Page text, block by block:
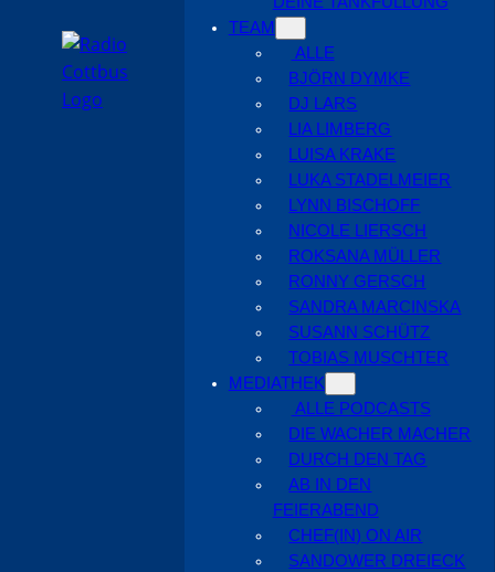
TEAM
ALLE
BJÖRN DYMKE
DJ LARS
LIA LIMBERG
LUISA KRAKE
LUKA STADELMEIER
LYNN BISCHOFF
NICOLE LIERSCH
ROKSANA MÜLLER
RONNY GERSCH
SANDRA MARCINSKA
SUSANN SCHÜTZ
TOBIAS MUSCHTER
MEDIATHEK
ALLE PODCASTS
DIE WACHER MACHER
DURCH DEN TAG
AB IN DEN
FEIERABEND
CHEF(IN) ON AIR
SANDOWER DREIECK